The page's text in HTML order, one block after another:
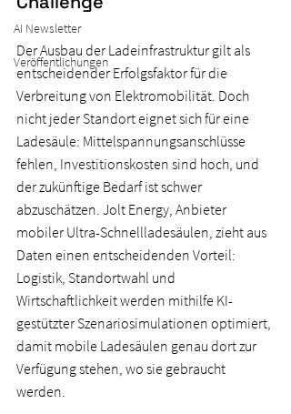
AI Newsletter
Veröffentlichungen
Der Ausbau der Ladeinfrastruktur gilt als
entscheidender Erfolgsfaktor für die
Verbreitung von Elektromobilität. Doch
nicht jeder Standort eignet sich für eine
Ladesäule: Mittelspannungsanschlüsse
fehlen, Investitionskosten sind hoch, und
der zukünftige Bedarf ist schwer
abzuschätzen. Jolt Energy, Anbieter
mobiler Ultra-Schnellladesäulen, zieht aus
Daten einen entscheidenden Vorteil:
Logistik, Standortwahl und
Wirtschaftlichkeit werden mithilfe KI-
gestützter Szenariosimulationen optimiert,
damit mobile Ladesäulen genau dort zur
Verfügung stehen, wo sie gebraucht
werden.